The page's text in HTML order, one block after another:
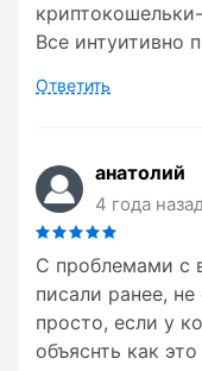
Все интуитивно
Ответить
анатолий
4 года
С проблемами с
писали ранее,
просто, если у
объяснть как